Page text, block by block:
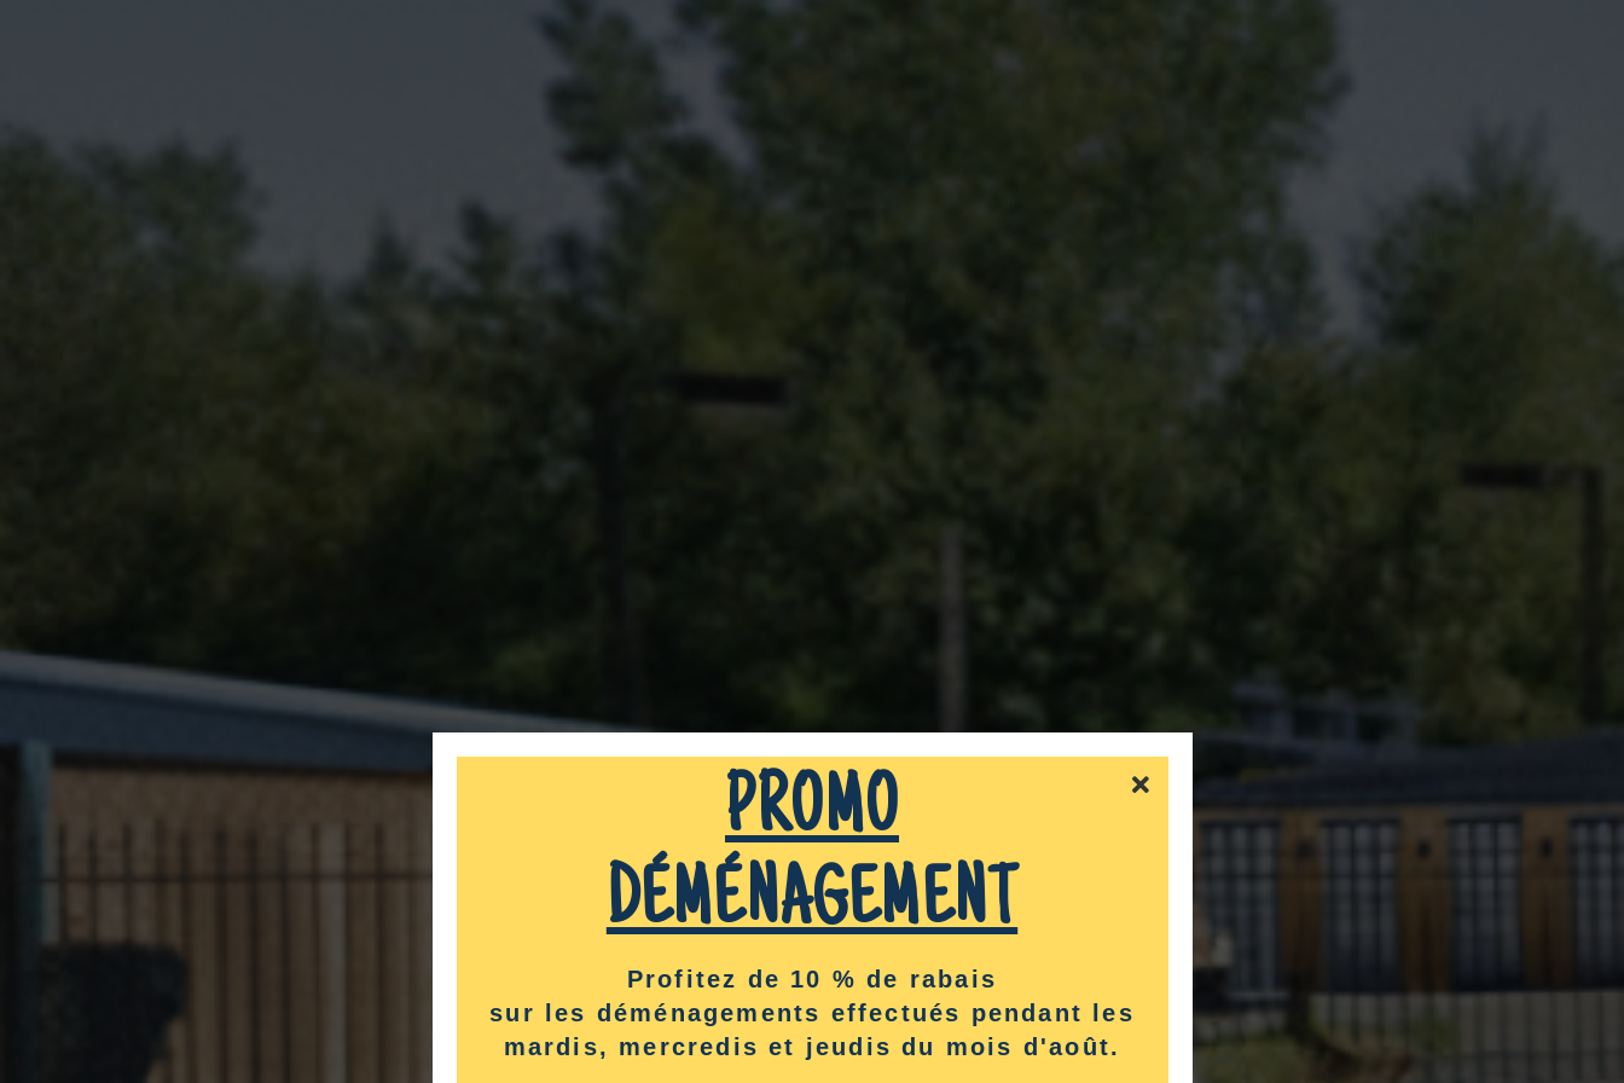
PROMO
DÉMÉNAGEMENT
Profitez de 10 % de rabais
sur les déménagements effectués pendant les
mardis, mercredis et jeudis du mois d'août.